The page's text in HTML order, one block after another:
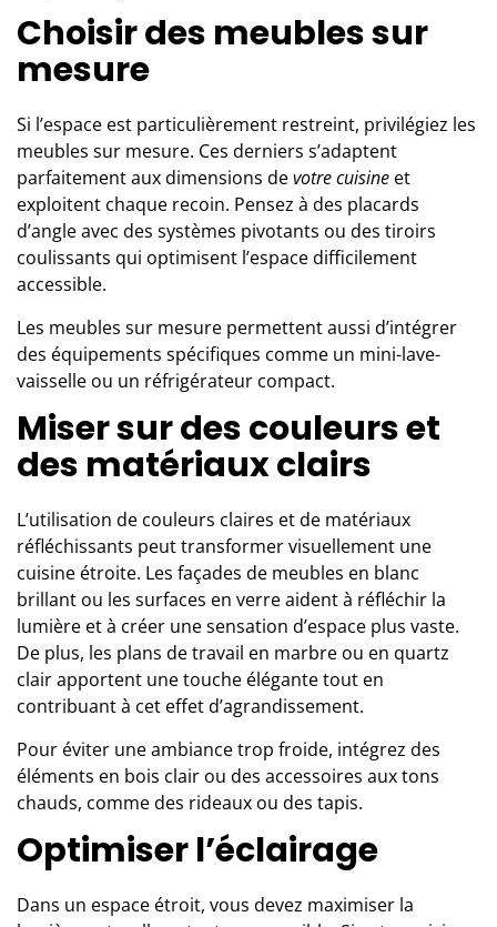
Choisir des meubles sur
mesure
Si l’espace est particulièrement restreint, privilégiez les
meubles sur mesure. Ces derniers s’adaptent
parfaitement aux dimensions devotre cuisine et
exploitent chaque recoin. Pensez à des placards
d’angle avec des systèmes pivotants ou des tiroirs
coulissants qui optimisent l’espace difficilement
accessible.
Les meubles sur mesure permettent aussi d’intégrer
des équipements spécifiques comme un mini-lave-
vaisselle ou un réfrigérateur compact.
Miser sur des couleurs et
des matériaux clairs
L’utilisation de couleurs claires et de matériaux
réfléchissants peut transformer visuellement une
cuisine étroite. Les façades de meubles en blanc
brillant ou les surfaces en verre aident à réfléchir la
lumière et à créer une sensation d’espace plus vaste.
De plus, les plans de travail en marbre ou en quartz
clair apportent une touche élégante tout en
contribuant à cet effet d’agrandissement.
Pour éviter une ambiance trop froide, intégrez des
éléments en bois clair ou des accessoires aux tons
chauds, comme des rideaux ou des tapis.
Optimiser l’éclairage
Dans un espace étroit, vous devez maximiser la